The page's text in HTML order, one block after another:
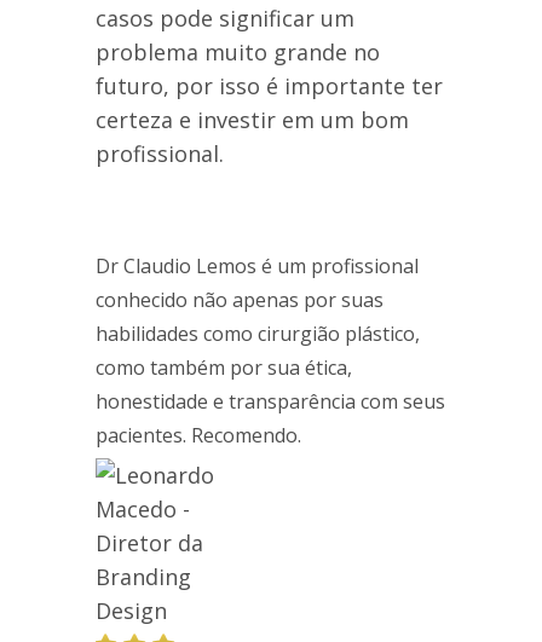
casos pode significar um
problema muito grande no
futuro, por isso é importante ter
certeza e investir em um bom
profissional.
Dr Claudio Lemos é um profissional
conhecido não apenas por suas
habilidades como cirurgião plástico,
como também por sua ética,
honestidade e transparência com seus
pacientes. Recomendo.